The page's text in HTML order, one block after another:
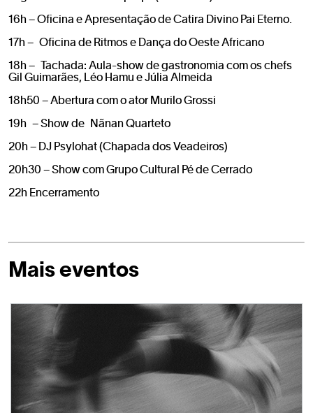
16h – Oficina e Apresentação de Catira Divino Pai Eterno.
17h – Oficina de Ritmos e Dança do Oeste Africano
18h – Tachada: Aula-show de gastronomia com os chefs
Gil Guimarães, Léo Hamu e Júlia Almeida
18h50 – Abertura com o ator Murilo Grossi
19h – Show de Nãnan Quarteto
20h – DJ Psylohat (Chapada dos Veadeiros)
20h30 – Show com Grupo Cultural Pé de Cerrado
22h Encerramento
Mais eventos